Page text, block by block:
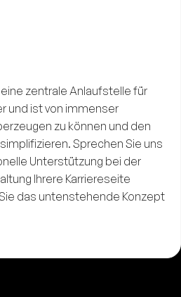
zentrale Anlaufstelle für
und ist von immenser
zu können und den
Sprechen Sie uns
Unterstützung bei der
Ihrere Karriereseite
das untenstehende Konzept